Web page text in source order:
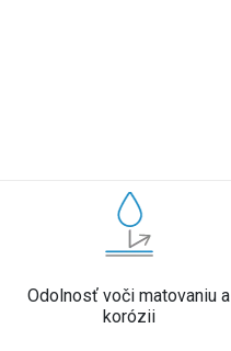
Odolnosť voči matovaniu a
korózii